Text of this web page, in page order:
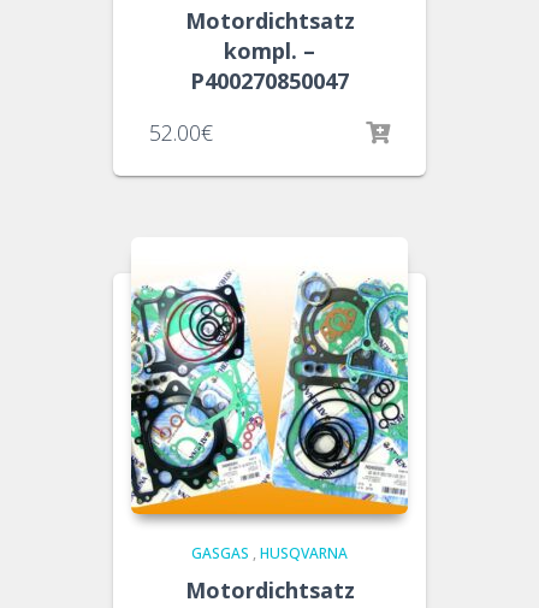
Motordichtsatz
kompl. –
P400270850047
52.00€
GASGAS , HUSQVARNA
Motordichtsatz